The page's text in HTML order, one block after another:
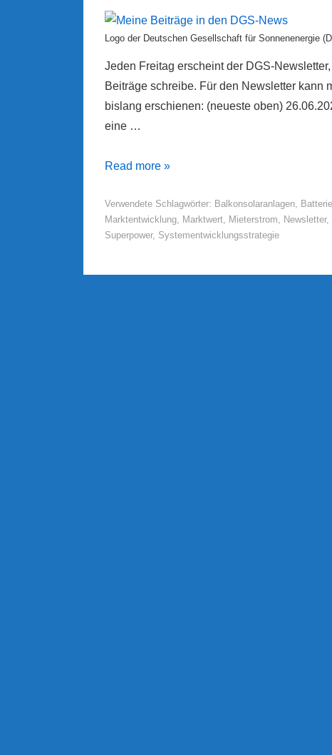
Logo der Deutschen Gesellschaft für Sonnenenergie
Jeden Freitag erscheint der DGS-
Beiträge schreibe. Für den Newsletter kann
bislang erschienen: (neueste oben)
eine …
Meine
in
den
Read more »
Verwendete Schlagwörter: Balkonsolaranlagen,
Marktentwicklung, Marktwert, Mieterstrom, Newsletter,
Superpower, Systementwicklungsstrategie